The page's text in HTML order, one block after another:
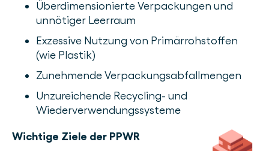
Überdimensionierte Verpackungen und
unnötiger Leerraum
Exzessive Nutzung von Primärrohstoffen
(wie Plastik)
Zunehmende Verpackungsabfallmengen
Unzureichende Recycling- und
Wiederverwendungssysteme
Wichtige Ziele der PPWR